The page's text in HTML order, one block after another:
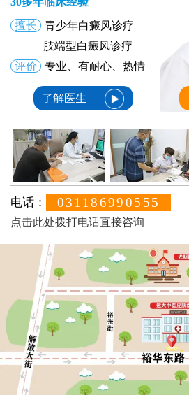
擅长
青少年白癜风诊疗
肢端型白癜风诊疗
评价
专业、有耐心、热情
了解医生
电话： 031186990555
点击此处拨打电话直接咨询